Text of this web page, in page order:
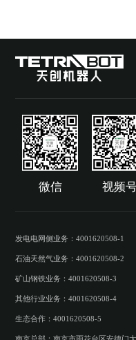
微信 视频
发电电网侧业务：4001620508-1
石油天然气业务：4001620508-2
矿山钢铁业务：4001620508-3
其他行业业务：4001620508-4
生态合作：4001620508-5